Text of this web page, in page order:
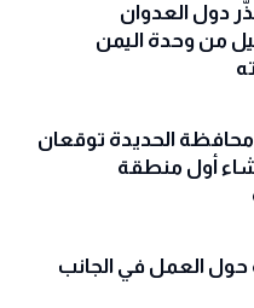
دول العدوان
من وحدة اليمن
الحديدة توقعان
أول منطقة
حول العمل في الجانب